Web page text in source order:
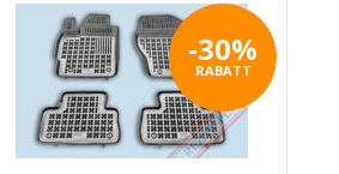
-30%
RABATT